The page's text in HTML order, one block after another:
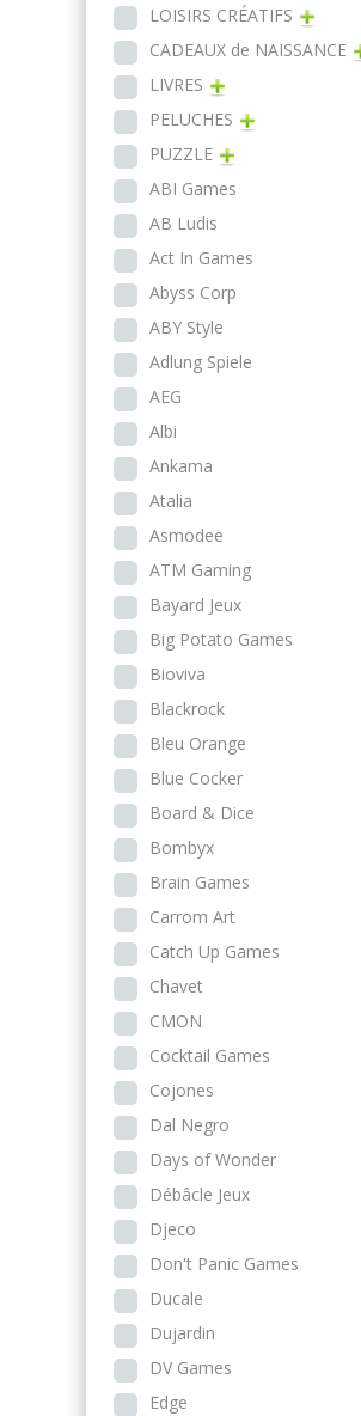
LOISIRS CRÉATIFS
CADEAUX de NAISSANCE
LIVRES
PELUCHES
PUZZLE
ABI Games
AB Ludis
Act In Games
Abyss Corp
ABY Style
Adlung Spiele
AEG
Albi
Ankama
Atalia
Asmodee
ATM Gaming
Bayard Jeux
Big Potato Games
Bioviva
Blackrock
Bleu Orange
Blue Cocker
Board & Dice
Bombyx
Brain Games
Carrom Art
Catch Up Games
Chavet
CMON
Cocktail Games
Cojones
Dal Negro
Days of Wonder
Débâcle Jeux
Djeco
Don't Panic Games
Ducale
Dujardin
DV Games
Edge